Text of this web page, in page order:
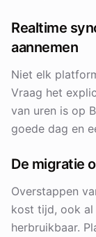
Realtime
aannemen
Niet elk
Vraag het
van uren is op
goede dag en
De migratie
Overstappen
kost tijd, ook
herbruikbaar.